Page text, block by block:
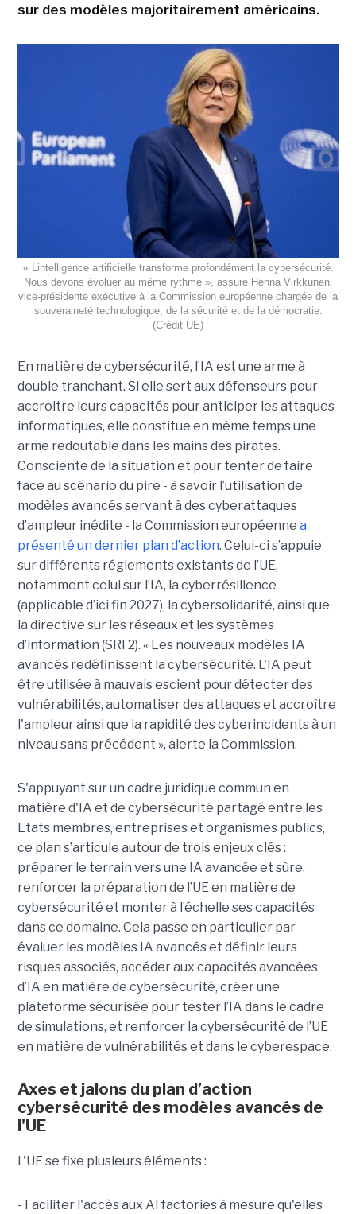
sur des modèles majoritairement américains.
« Lintelligence artificielle transforme profondément la cybersécurité.
Nous devons évoluer au même rythme », assure Henna Virkkunen,
vice-présidente exécutive à la Commission européenne chargée de la
souveraineté technologique, de la sécurité et de la démocratie.
(Crédit UE)
En matière de cybersécurité, l’IA est une arme à
double tranchant. Si elle sert aux défenseurs pour
accroitre leurs capacités pour anticiper les attaques
informatiques, elle constitue en même temps une
arme redoutable dans les mains des pirates.
Consciente de la situation et pour tenter de faire
face au scénario du pire - à savoir l’utilisation de
modèles avancés servant à des cyberattaques
d’ampleur inédite - la Commission européenne a
présenté un dernier plan d’action. Celui-ci s’appuie
sur différents réglements existants de l’UE,
notamment celui sur l’IA, la cyberrésilience
(applicable d’ici fin 2027), la cybersolidarité, ainsi que
la directive sur les réseaux et les systèmes
d’information (SRI 2). « Les nouveaux modèles IA
avancés redéfinissent la cybersécurité. L'IA peut
être utilisée à mauvais escient pour détecter des
vulnérabilités, automatiser des attaques et accroître
l'ampleur ainsi que la rapidité des cyberincidents à un
niveau sans précédent », alerte la Commission.
S'appuyant sur un cadre juridique commun en
matière d'IA et de cybersécurité partagé entre les
Etats membres, entreprises et organismes publics,
ce plan s’articule autour de trois enjeux clés :
préparer le terrain vers une IA avancée et sûre,
renforcer la préparation de l’UE en matière de
cybersécurité et monter à l’échelle ses capacités
dans ce domaine. Cela passe en particulier par
évaluer les modèles IA avancés et définir leurs
risques associés, accéder aux capacités avancées
d’IA en matière de cybersécurité, créer une
plateforme sécurisée pour tester l’IA dans le cadre
de simulations, et renforcer la cybersécurité de l’UE
en matière de vulnérabilités et dans le cyberespace.
Axes et jalons du plan d’action
cybersécurité des modèles avancés de
l'UE
L'UE se fixe plusieurs éléments :
- Faciliter l'accès aux AI factories à mesure qu'elles